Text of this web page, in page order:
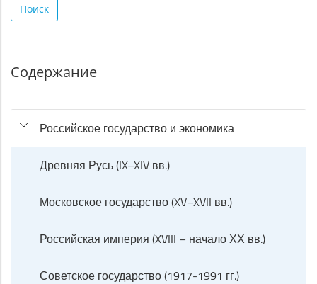
строку
для
Поиск
Содержание
Российское государство и экономика
Древняя Русь (IX–XIV вв.)
Московское государство (XV–XVII вв.)
Российская империя (XVIII – начало ХХ вв.)
Советское государство (1917-1991 гг.)